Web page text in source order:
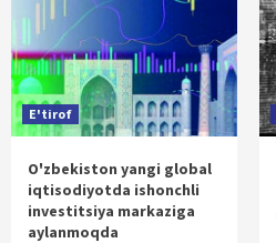
E'tirof
O'zbekiston yangi global
iqtisodiyotda ishonchli
investitsiya markaziga
aylanmoqda